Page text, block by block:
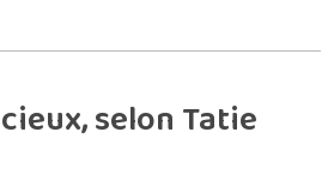
selon Tatie